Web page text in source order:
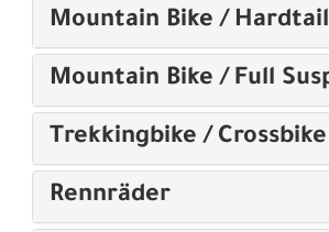
Mountain Bike / Hardtail
Mountain Bike / Full
Trekkingbike / Crossbike
Rennräder